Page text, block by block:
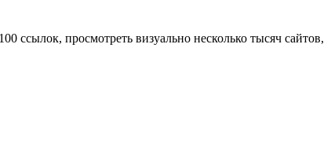
ссылок, просмотреть визуально несколько тысяч сайтов,